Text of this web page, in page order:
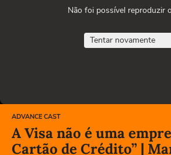
Não foi possível reproduzir
Tentar novamente
ADVANCE CAST
A Visa não é uma
Cartão de Crédito” |